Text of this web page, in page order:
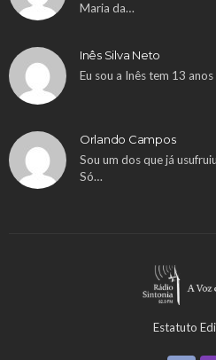
Maria da…
Inês Silva Neto
Eu sou a Inês tem 13
Orlando Campos
Sou um dos que já
Só…
Estatuto